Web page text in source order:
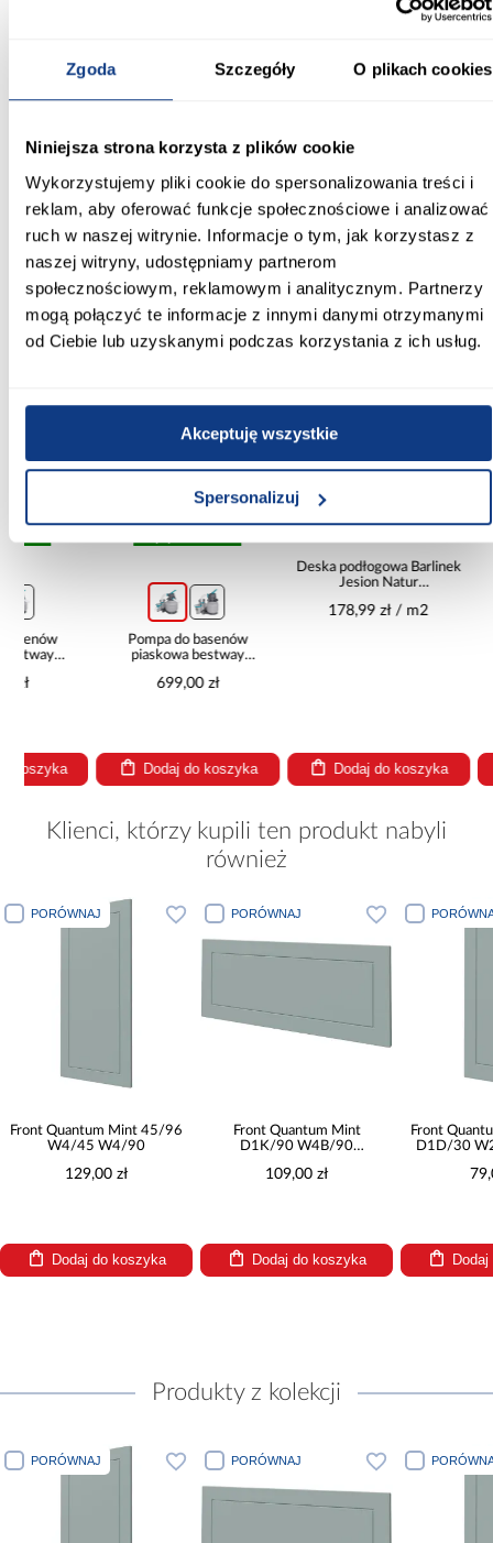
Zgoda Szczegóły O plikach cookies
Niniejsza strona korzysta z plików cookie
Wykorzystujemy pliki cookie do spersonalizowania treści i
reklam, aby oferować funkcje społecznościowe i analizować
ruch w naszej witrynie. Informacje o tym, jak korzystasz z
naszej witryny, udostępniamy partnerom
społecznościowym, reklamowym i analitycznym. Partnerzy
mogą połączyć te informacje z innymi danymi otrzymanymi
od Ciebie lub uzyskanymi podczas korzystania z ich usług.
Akceptuję wszystkie
Spersonalizuj
Waga [kg]:
5
Inni Klienci sprawdzali również
Pompa do basenów
piaskowa bestway
Dodaj do koszyka
Deska podłogowa Barlinek
Jesion Natur
178,99 zł / m2
Dodaj do koszyka
Klienci, którzy kupili ten produkt nabyli
również
PORÓWNAJ
Front Quantum Mint 45/96
W4/45 W4/90
129,00 zł
Dodaj do koszyka
PORÓWNAJ
Front Quantum Mint
D1K/90 W4B/90
109,00 zł
Dodaj do koszyka
Front
D1D/30
Produkty z kolekcji
PORÓWNAJ PORÓWNAJ